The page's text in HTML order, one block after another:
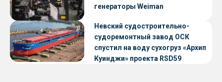
генераторы Weiman
Невский судостроительно-
судоремонтный завод ОСК
спустил на воду сухогруз «Архип
Куинджи» проекта RSD59